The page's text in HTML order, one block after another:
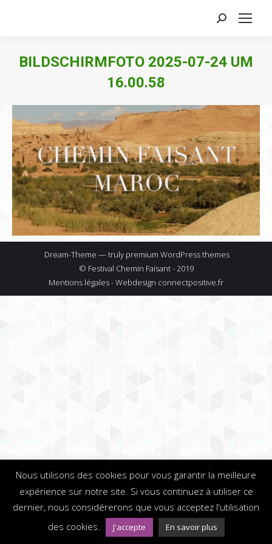
Search:
BILDSCHIRMFOTO 2025-07-24 UM
16.00.58
Dream-Theme — truly premium WordPress themes
© Festival Chemin Faisant - 2019
Mentions légales - Webdesign connectpositive.fr
Nous utilisons des cookies pour vous garantir la meilleure
expérience sur notre site. Si vous continuez à utiliser ce
dernier, nous considérerons que vous acceptez l'utilisation
des cookies.
J'accepte En savoir plus